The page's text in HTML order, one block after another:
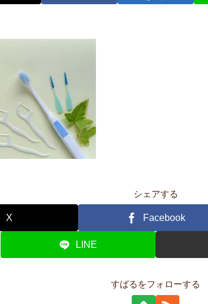
シェアする
X Facebook
LINE
すばるをフォローする